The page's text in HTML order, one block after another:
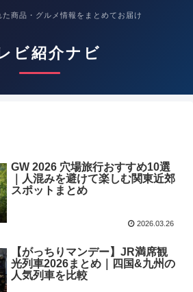
商品・グルメ情報をまとめてお届け
ビ紹介ナビ
GW 2026 穴場旅行おすすめ10選
｜人混みを避けて楽しむ関東近郊
スポットまとめ
2026.03.26
【がっちりマンデー】JR満席観
光列車2026まとめ｜四国&九州の
人気列車を比較